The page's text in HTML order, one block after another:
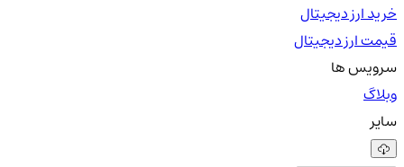
خرید ارز دیجیتال
قیمت ارز دیجیتال
سرویس ها
وبلاگ
سایر